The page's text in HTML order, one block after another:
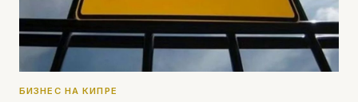
БИЗНЕС НА КИПРЕ